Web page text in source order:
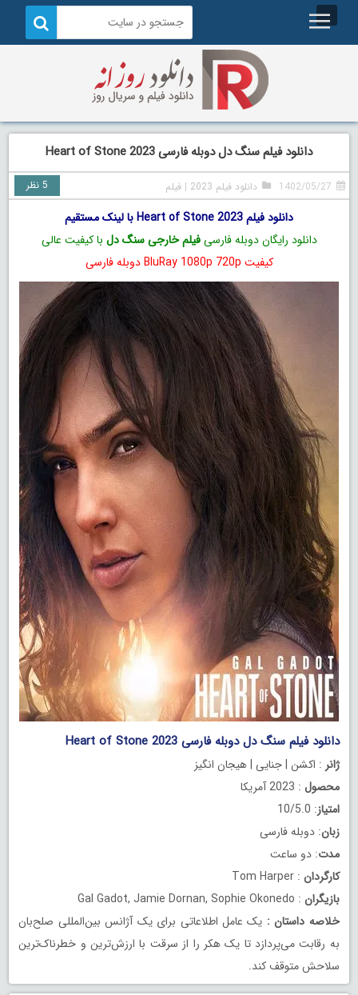
دانلود فیلم سنگ دل دوبله فارسی Heart of Stone 2023
1402/05/27 دانلود فیلم 2023 |فیلم 5 نظر
دانلود فیلم Heart of Stone 2023 با لینک مستقیم
دانلود رایگان دوبله فارسیفیلم خارجی سنگ دل با کیفیت عالی
کیفیت BluRay 1080p 720p دوبله فارسی
دانلود فیلم سنگ دل دوبله فارسی Heart of Stone 2023
ژانر : اکشن | جنایی | هیجان انگیز
محصول : 2023 آمریکا
امتیاز: 10/5.0
زبان: دوبله فارسی
مدت: دو ساعت
کارگردان : Tom Harper
بازیگران : Gal Gadot, Jamie Dornan, Sophie Okonedo
خلاصه داستان : یک عامل اطلاعاتی برای یک آژانس بین‌المللی صلح‌بان
به رقابت می‌پردازد تا یک هکر را از سرقت با ارزش‌ترین و خطرناک‌ترین
سلاحش متوقف کند.